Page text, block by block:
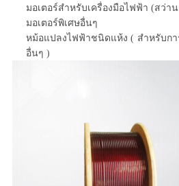
มอเตอร์สำหรับเครื่องมือไฟฟ้า (สว่า
มอเตอร์พิเศษอื่นๆ
หม้อแปลงไฟฟ้าชนิดแห้ง ( สำหรับก
อื่นๆ )